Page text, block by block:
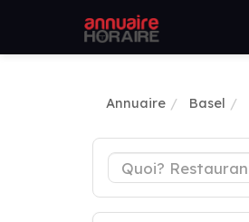
Annuaire Basel